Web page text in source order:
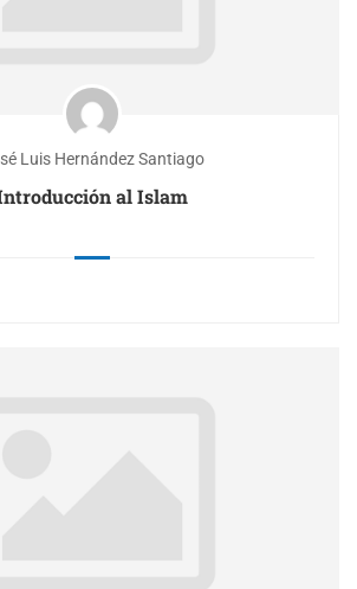
Luis Hernández Santiago
al Islam